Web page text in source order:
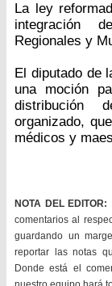
La ley
integración
Regionales y
El diputado de
una moción
distribución
organizado,
médicos y
NOTA DEL EDITOR:
comentarios al
guardando un
reportar las notas
Donde está el